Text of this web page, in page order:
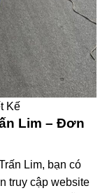
Kế
Lim – Đơn
Lim, bạn có
truy cập website